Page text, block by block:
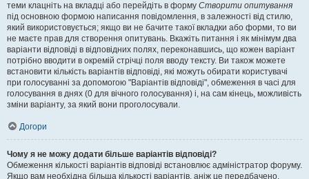
теми клацніть на вкладці або перейдіть в форму Створити опитування
під основною формою написання повідомлення, в залежності від стилю,
який використовується; якщо ви не бачите такої вкладки або форми, то ви
не маєте прав для створення опитувань. Вкажіть питання і як мінімум два
варіанти відповіді в відповідних полях, переконавшись, що кожен варіант
потрібно вводити в окремій стрічці поля вводу тексту. Ви також можете
встановити кількість варіантів відповіді, які можуть обирати користувачі
при голосуванні за допомогою "Варіантів відповіді", обмеження в часі для
голосування в днях (0 для вічного голосування) і, на сам кінець, можливість
зміни варіанту, за який вони проголосували.
Догори
Чому я не можу додати більше варіантів відповіді?
Обмеження кількості варіантів відповіді встановлює адміністратор форуму.
Якщо вам необхідна більша кількості варіантів, аніж це передбачено,